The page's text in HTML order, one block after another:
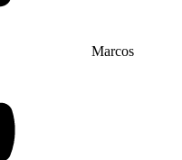
Marcos